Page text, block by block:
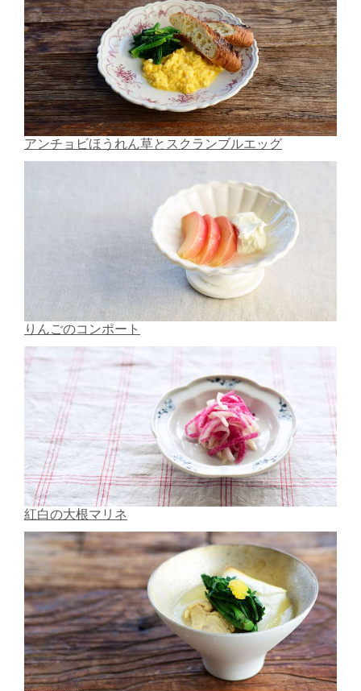
アンチョビほうれん草とスクランブルエッグ
りんごのコンポート
紅白の大根マリネ